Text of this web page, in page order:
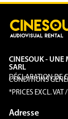
CINESOUK - UNE
SARL
DÉCLARATION DE
CONDITIONS
*PRICES EXCL. VAT
Adresse